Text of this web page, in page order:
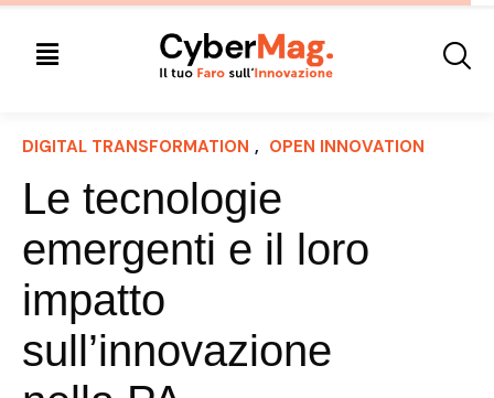
DIGITAL TRANSFORMATION , OPEN INNOVATION
Le tecnologie
emergenti e il loro
impatto
sull’innovazione